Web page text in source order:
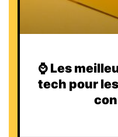
⌚️ Les
tech pour